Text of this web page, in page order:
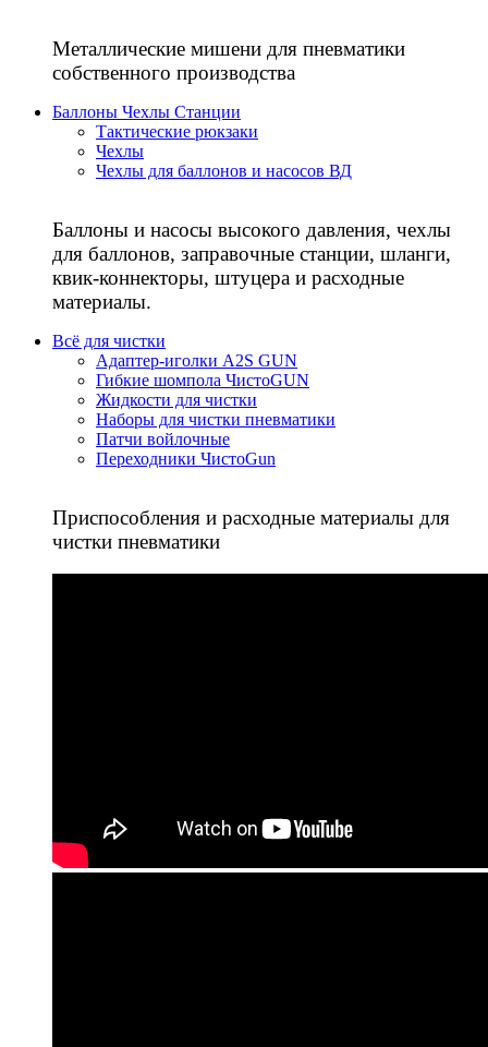
Металлические мишени для пневматики
собственного производства
Баллоны Чехлы Станции
Тактические рюкзаки
Чехлы
Чехлы для баллонов и насосов ВД
Баллоны и насосы высокого давления, чехлы
для баллонов, заправочные станции, шланги,
квик-коннекторы, штуцера и расходные
материалы.
Всё для чистки
Адаптер-иголки A2S GUN
Гибкие шомпола ЧистоGUN
Жидкости для чистки
Наборы для чистки пневматики
Патчи войлочные
Переходники ЧистоGun
Приспособления и расходные материалы для
чистки пневматики